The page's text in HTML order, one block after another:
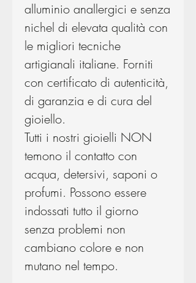
alluminio anallergici e senza
nichel di elevata qualità con
le migliori tecniche
artigianali italiane. Forniti
con certificato di autenticità,
di garanzia e di cura del
gioiello.
Tutti i nostri gioielli NON
temono il contatto con
acqua, detersivi, saponi o
profumi. Possono essere
indossati tutto il giorno
senza problemi non
cambiano colore e non
mutano nel tempo.